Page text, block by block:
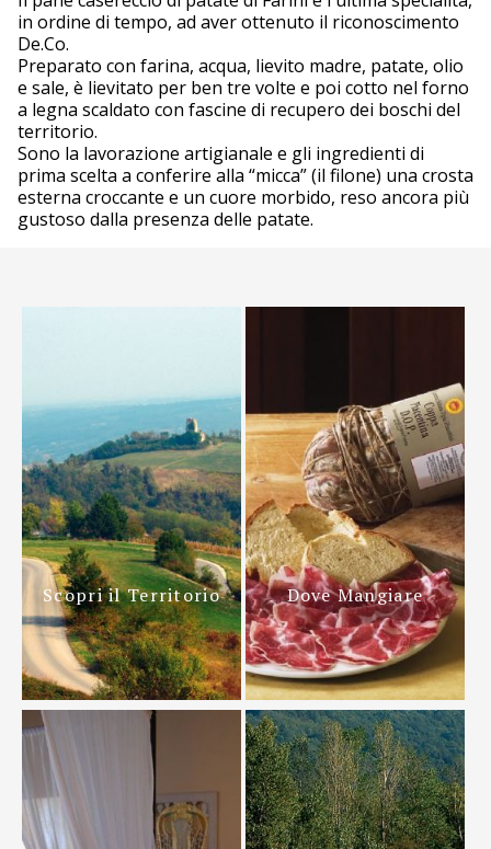
in ordine di tempo, ad aver ottenuto il riconoscimento
De.Co.
Preparato con farina, acqua, lievito madre, patate, olio
e sale, è lievitato per ben tre volte e poi cotto nel forno
a legna scaldato con fascine di recupero dei boschi del
territorio.
Sono la lavorazione artigianale e gli ingredienti di
prima scelta a conferire alla “micca” (il filone) una crosta
esterna croccante e un cuore morbido, reso ancora più
gustoso dalla presenza delle patate.
Scopri il Territorio Dove Mangiare